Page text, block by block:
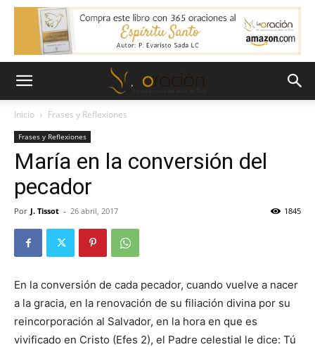
Inicio Frases y Reflexiones
Frases y Reflexiones
María en la conversión del
pecador
Por J. Tissot - 26 abril, 2017 1845
En la conversión de cada pecador, cuando vuelve a nacer
a la gracia, en la renovación de su filiación divina por su
reincorporación al Salvador, en la hora en que es
vivificado en Cristo (Efes 2), el Padre celestial le dice: Tú